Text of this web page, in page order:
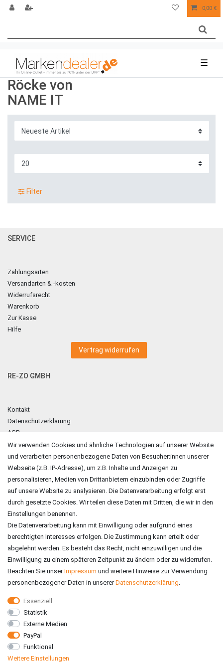
0,00 €
☰
Röcke von
NAME IT
Filter
SERVICE
Zahlungsarten
Versandarten & -kosten
Widerrufsrecht
Warenkorb
Zur Kasse
Hilfe
Vertrag widerrufen
RE-ZO GMBH
Kontakt
Datenschutzerklärung
AGB
Impressum
ZAHLUNGSARTEN
VERSAND
Wir verwenden Cookies und ähnliche Technologien auf unserer Website
und verarbeiten personenbezogene Daten von Besucher:innen unserer
Webseite (z.B. IP-Adresse), um z.B. Inhalte und Anzeigen zu
personalisieren, Medien von Drittanbietern einzubinden oder Zugriffe
auf unsere Website zu analysieren. Die Datenverarbeitung erfolgt erst
durch gesetzte Cookies. Wir teilen diese Daten mit Dritten, die wir in den
Einstellungen benennen.
Die Datenverarbeitung kann mit Einwilligung oder aufgrund eines
berechtigten Interesses erfolgen. Die Zustimmung kann erteilt oder
abgelehnt werden. Es besteht das Recht, nicht einzuwilligen und die
Einwilligung zu einem späteren Zeitpunkt zu ändern oder zu widerrufen.
Beachten Sie unserImpressum und weitere Hinweise zur Verwendung
personenbezogener Daten in unsererDaten­schutz­erklärung.
Essenziell
Statistik
Externe Medien
PayPal
Funktional
Weitere Einstellungen